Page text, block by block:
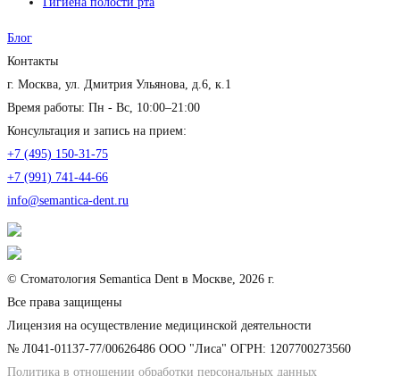
Блог
Контакты
г. Москва, ул. Дмитрия Ульянова, д.6, к.1
Время работы: Пн - Вс, 10:00–21:00
Консультация и запись на прием:
+7 (495) 150-31-75
+7 (991) 741-44-66
info@semantica-dent.ru
© Стоматология Semantica Dent в Москве, 2026 г.
Все права защищены
Лицензия на осуществление медицинской деятельности
№ Л041-01137-77/00626486 ООО "Лиса" ОГРН: 1207700273560
Политика в отношении обработки персональных данных